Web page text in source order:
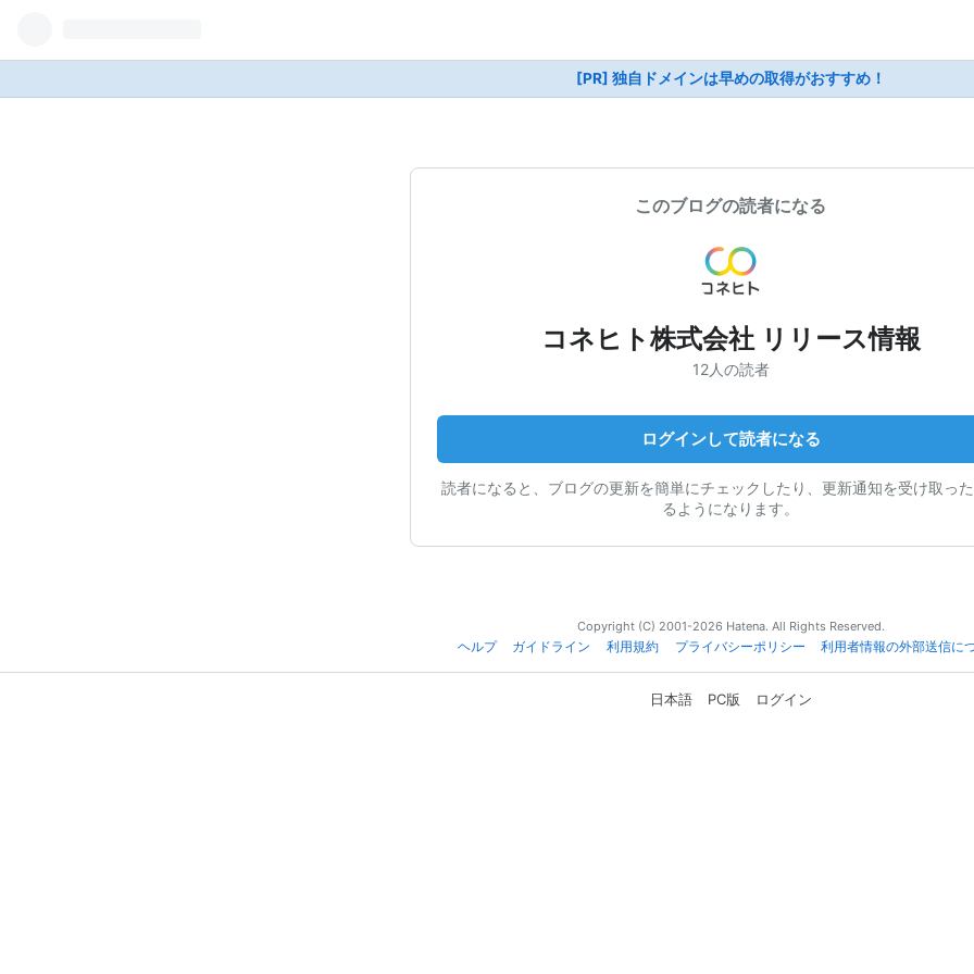
[PR] 独自ドメインは早めの取得がおすすめ！
このブログの読者になる
コネヒト株式会社 リリース情報
12人の読者
ログインして読者になる
読者になると、ブログの更新を簡単にチェックしたり、更新通知を受け取っ
るようになります。
Copyright (C) 2001-2026 Hatena. All Rights Reserved.
ヘルプ
ガイドライン 利用規約 プライバシーポリシー 利用者情報の外部送信に
日本語 PC版 ログイン